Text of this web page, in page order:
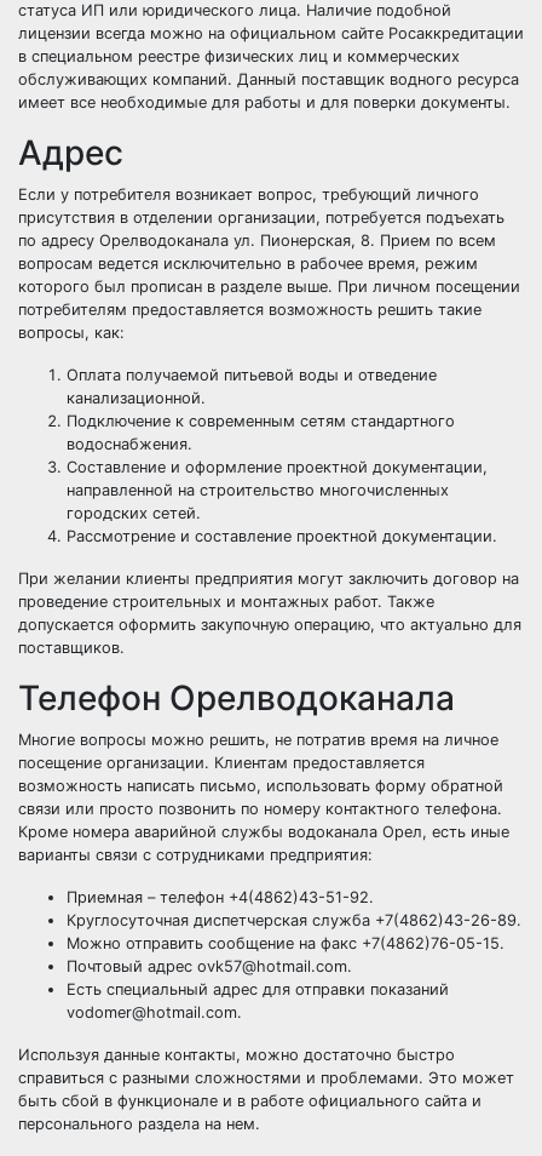
статуса ИП или юридического лица. Наличие подобной
лицензии всегда можно на официальном сайте Росаккредитации
в специальном реестре физических лиц и коммерческих
обслуживающих компаний. Данный поставщик водного ресурса
имеет все необходимые для работы и для поверки документы.
Адрес
Если у потребителя возникает вопрос, требующий личного
присутствия в отделении организации, потребуется подъехать
по адресу Орелводоканала ул. Пионерская, 8. Прием по всем
вопросам ведется исключительно в рабочее время, режим
которого был прописан в разделе выше. При личном посещении
потребителям предоставляется возможность решить такие
вопросы, как:
Оплата получаемой питьевой воды и отведение
канализационной.
Подключение к современным сетям стандартного
водоснабжения.
Составление и оформление проектной документации,
направленной на строительство многочисленных
городских сетей.
Рассмотрение и составление проектной документации.
При желании клиенты предприятия могут заключить договор на
проведение строительных и монтажных работ. Также
допускается оформить закупочную операцию, что актуально для
поставщиков.
Телефон Орелводоканала
Многие вопросы можно решить, не потратив время на личное
посещение организации. Клиентам предоставляется
возможность написать письмо, использовать форму обратной
связи или просто позвонить по номеру контактного телефона.
Кроме номера аварийной службы водоканала Орел, есть иные
варианты связи с сотрудниками предприятия:
Приемная – телефон +4(4862)43-51-92.
Круглосуточная диспетчерская служба +7(4862)43-26-89.
Можно отправить сообщение на факс +7(4862)76-05-15.
Почтовый адрес ovk57@hotmail.com.
Есть специальный адрес для отправки показаний
vodomer@hotmail.com.
Используя данные контакты, можно достаточно быстро
справиться с разными сложностями и проблемами. Это может
быть сбой в функционале и в работе официального сайта и
персонального раздела на нем.